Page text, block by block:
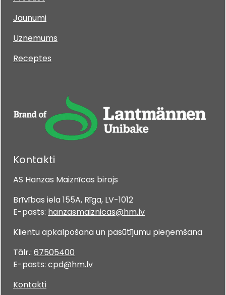
Jaunumi
Uznemums
Receptes
Kontakti
AS Hanzas Maiznīcas birojs
Brīvības iela 155A, Rīga, LV-1012
E-pasts: hanzasmaiznicas@hm.lv
Klientu apkalpošana un pasūtījumu pieņemšana
Tālr.: 67505400
E-pasts: cpd@hm.lv
Kontakti